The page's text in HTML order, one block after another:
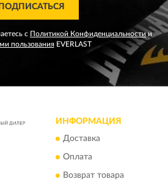
ПОДПИСАТЬСЯ
с Политикой Конфиденциальности и
пользованияEVERLAST
ИНФОРМАЦИЯ
Доставка
Оплата
Возврат товара